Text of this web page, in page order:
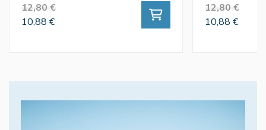
12,80 €
10,88 €
12,80 €
10,88 €